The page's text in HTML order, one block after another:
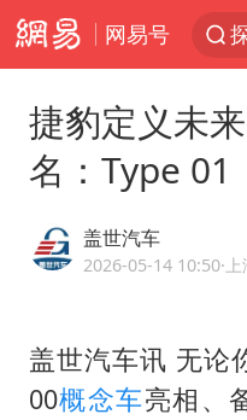
网易号
捷豹定义未
名：Type 01
盖世汽车
2026-05-14 10:50·
盖世汽车讯 无论
00概念车亮相、